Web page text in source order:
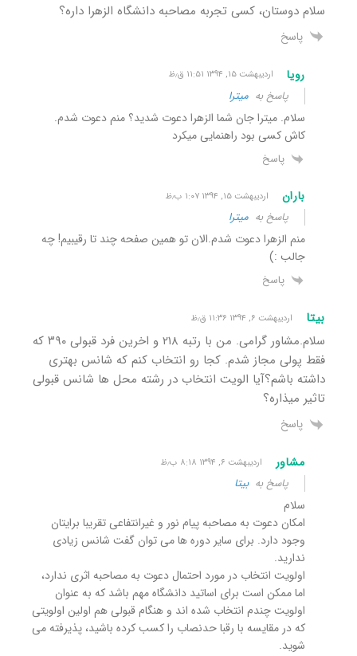
سلام دوستان، کسی تجربه مصاحبه دانشگاه الزهرا داره؟
پاسخ
رویا اردیبهشت ۱۵, ۱۳۹۴ ۱۱:۵۱ ق٫ظ
پاسخ به میترا
سلام. میترا جان شما الزهرا دعوت شدید؟ منم دعوت شدم.
کاش کسی بود راهنمایی میکرد
پاسخ
باران اردیبهشت ۱۵, ۱۳۹۴ ۱:۰۷ ب٫ظ
پاسخ به میترا
منم الزهرا دعوت شدم.الان تو همین صفحه چند تا رقیبیم! چه
جالب :)
پاسخ
بیتا اردیبهشت ۶, ۱۳۹۴ ۱۱:۳۶ ق٫ظ
سلام.مشاور گرامی. من با رتبه ۲۱۸ و اخرین فرد قبولی ۳۹۰ که
فقط پولی مجاز شدم. کجا رو انتخاب کنم که شانس بهتری
داشته باشم؟آیا الویت انتخاب در رشته محل ها شانس قبولی
تاثیر میذاره؟
پاسخ
مشاور اردیبهشت ۶, ۱۳۹۴ ۸:۱۸ ب٫ظ
پاسخ بهبیتا
سلام
امکان دعوت به مصاحبه پیام نور و غیرانتفاعی تقریبا برایتان
وجود دارد. برای سایر دوره ها می توان گفت شانس زیادی
ندارید.
اولویت انتخاب در مورد احتمال دعوت به مصاحبه اثری ندارد،
اما ممکن است برای اساتید دانشگاه مهم باشد که به عنوان
اولویت چندم انتخاب شده اند و هنگام قبولی هم اولین اولویتی
که در مقایسه با رقبا حدنصاب را کسب کرده باشید، پذیرفته می
شوید.